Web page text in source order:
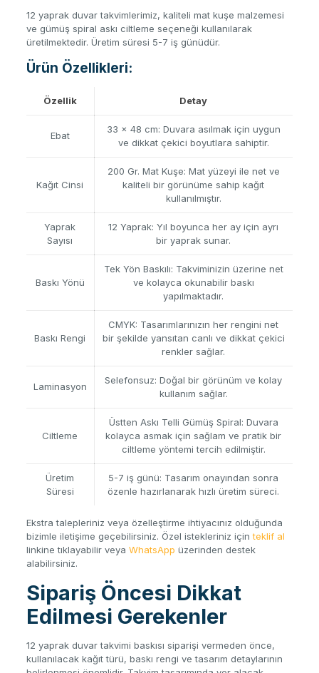
12 yaprak duvar takvimlerimiz, kaliteli mat kuşe malzemesi
ve gümüş spiral askı ciltleme seçeneği kullanılarak
üretilmektedir. Üretim süresi 5-7 iş günüdür.
Ürün Özellikleri:
Özellik Detay
Ebat
33 x 48 cm: Duvara asılmak için uygun
ve dikkat çekici boyutlara sahiptir.
Kağıt Cinsi
200 Gr. Mat Kuşe: Mat yüzeyi ile net ve
kaliteli bir görünüme sahip kağıt
kullanılmıştır.
Yaprak
Sayısı
12 Yaprak: Yıl boyunca her ay için ayrı
bir yaprak sunar.
Baskı Yönü
Tek Yön Baskılı: Takviminizin üzerine net
ve kolayca okunabilir baskı
yapılmaktadır.
Baskı Rengi
CMYK: Tasarımlarınızın her rengini net
bir şekilde yansıtan canlı ve dikkat çekici
renkler sağlar.
Laminasyon
Selefonsuz: Doğal bir görünüm ve kolay
kullanım sağlar.
Ciltleme
Üstten Askı Telli Gümüş Spiral: Duvara
kolayca asmak için sağlam ve pratik bir
ciltleme yöntemi tercih edilmiştir.
Üretim
Süresi
5-7 iş günü: Tasarım onayından sonra
özenle hazırlanarak hızlı üretim süreci.
Ekstra talepleriniz veya özelleştirme ihtiyacınız olduğunda
bizimle iletişime geçebilirsiniz. Özel istekleriniz içinteklif al
linkine tıklayabilir veya WhatsApp üzerinden destek
alabilirsiniz.
Sipariş Öncesi Dikkat
Edilmesi Gerekenler
12 yaprak duvar takvimi baskısı siparişi vermeden önce,
kullanılacak kağıt türü, baskı rengi ve tasarım detaylarının